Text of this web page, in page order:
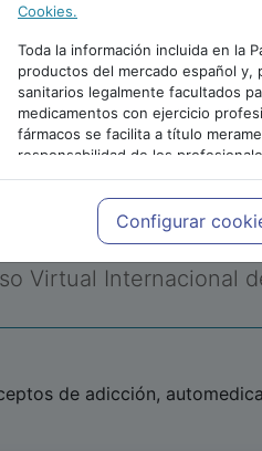
Cookies.
Toda la información incluida en la
productos del mercado español
sanitarios legalmente facultados
medicamentos con ejercicio
fármacos se facilita a título
responsabilidad de los
medicamentos y decidir, en cada
adecuado a las necesidades del
Configurar
Virtual Internacional
de adicción,